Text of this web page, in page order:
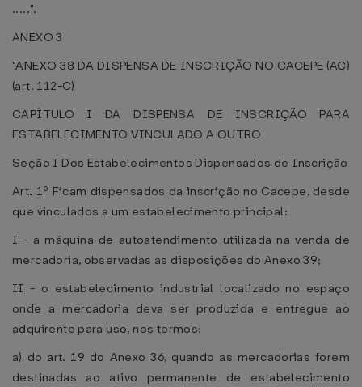
.....".
ANEXO 3
"ANEXO 38 DA DISPENSA DE INSCRIÇÃO NO CACEPE (AC)
(art. 112-C)
CAPÍTULO I DA DISPENSA DE INSCRIÇÃO PARA
ESTABELECIMENTO VINCULADO A OUTRO
Seção I Dos Estabelecimentos Dispensados de Inscrição
Art. 1º Ficam dispensados da inscrição no Cacepe, desde
que vinculados a um estabelecimento principal:
I - a máquina de autoatendimento utilizada na venda de
mercadoria, observadas as disposições do Anexo 39;
II - o estabelecimento industrial localizado no espaço
onde a mercadoria deva ser produzida e entregue ao
adquirente para uso, nos termos:
a) do art. 19 do Anexo 36, quando as mercadorias forem
destinadas ao ativo permanente de estabelecimento